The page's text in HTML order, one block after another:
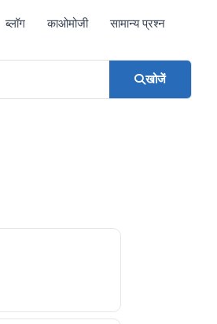
ब्लॉग काओमोजी सामान्य प्रश्न
खोजें